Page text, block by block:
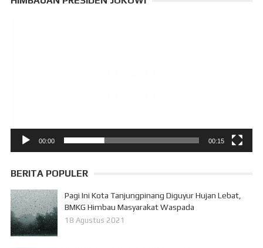
00:00 00:15
BERITA POPULER
Pagi Ini Kota Tanjungpinang Diguyur Hujan Lebat,
BMKG Himbau Masyarakat Waspada
18 Agustus 2021